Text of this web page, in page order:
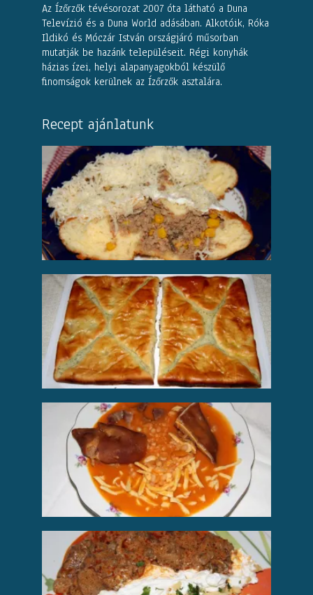
Az Ízőrzők tévésorozat 2007 óta látható a Duna
Televízió és a Duna World adásában. Alkotóik, Róka
Ildikó és Móczár István országjáró műsorban
mutatják be hazánk településeit. Régi konyhák
házias ízei, helyi alapanyagokból készülő
finomságok kerülnek az Ízőrzők asztalára.
Recept ajánlatunk